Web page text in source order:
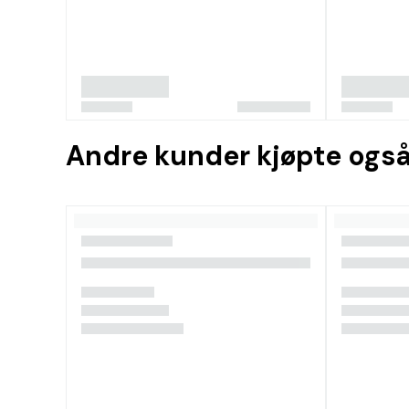
Andre kunder kjøpte